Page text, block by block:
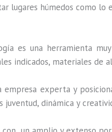
lugares húmedos como
es una herramienta
indicados, materiales de
empresa experta y
juventud, dinámica y